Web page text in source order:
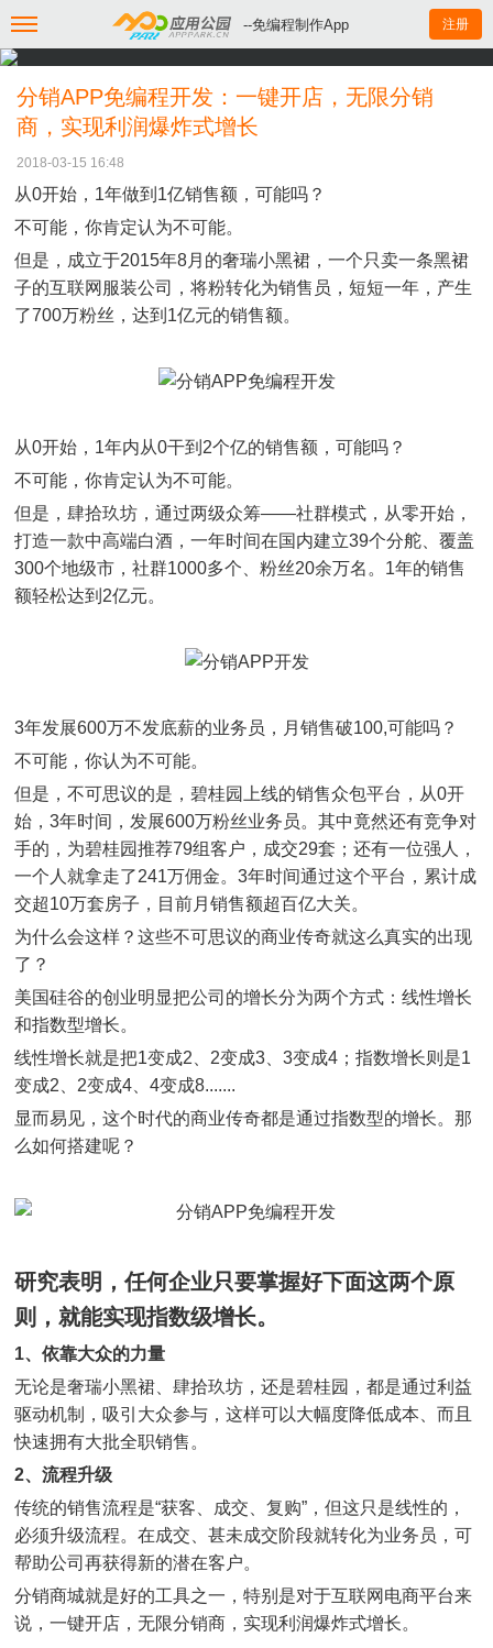
--免编程制作App 注册
分销APP免编程开发：一键开店，无限分销
商，实现利润爆炸式增长
2018-03-15 16:48
从0开始，1年做到1亿销售额，可能吗？
不可能，你肯定认为不可能。
但是，成立于2015年8月的奢瑞小黑裙，一个只卖一条黑裙
子的互联网服装公司，将粉转化为销售员，短短一年，产生
了700万粉丝，达到1亿元的销售额。
从0开始，1年内从0干到2个亿的销售额，可能吗？
不可能，你肯定认为不可能。
但是，肆拾玖坊，通过两级众筹——社群模式，从零开始，
打造一款中高端白酒，一年时间在国内建立39个分舵、覆盖
300个地级市，社群1000多个、粉丝20余万名。1年的销售
额轻松达到2亿元。
3年发展600万不发底薪的业务员，月销售破100,可能吗？
不可能，你认为不可能。
但是，不可思议的是，碧桂园上线的销售众包平台，从0开
始，3年时间，发展600万粉丝业务员。其中竟然还有竞争对
手的，为碧桂园推荐79组客户，成交29套；还有一位强人，
一个人就拿走了241万佣金。3年时间通过这个平台，累计成
交超10万套房子，目前月销售额超百亿大关。
为什么会这样？这些不可思议的商业传奇就这么真实的出现
了？
美国硅谷的创业明显把公司的增长分为两个方式：线性增长
和指数型增长。
线性增长就是把1变成2、2变成3、3变成4；指数增长则是1
变成2、2变成4、4变成8.......
显而易见，这个时代的商业传奇都是通过指数型的增长。那
么如何搭建呢？
研究表明，任何企业只要掌握好下面这两个原
则，就能实现指数级增长。
1、依靠大众的力量
无论是奢瑞小黑裙、肆拾玖坊，还是碧桂园，都是通过利益
驱动机制，吸引大众参与，这样可以大幅度降低成本、而且
快速拥有大批全职销售。
2、流程升级
传统的销售流程是“获客、成交、复购”，但这只是线性的，
必须升级流程。在成交、甚未成交阶段就转化为业务员，可
帮助公司再获得新的潜在客户。
分销商城就是好的工具之一，特别是对于互联网电商平台来
说，一键开店，无限分销商，实现利润爆炸式增长。